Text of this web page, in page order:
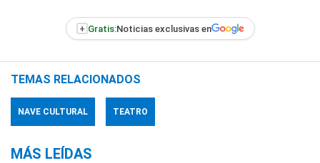
+ Gratis:Noticias exclusivas en
TEMAS RELACIONADOS
NAVE CULTURAL TEATRO
MÁS LEÍDAS